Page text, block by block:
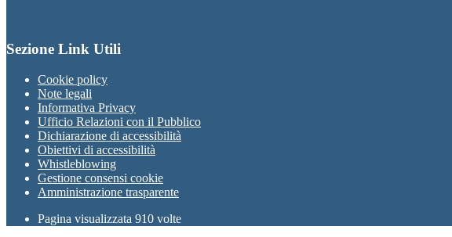
Sezione Link Utili
Cookie policy
Note legali
Informativa Privacy
Ufficio Relazioni con il Pubblico
Dichiarazione di accessibilità
Obiettivi di accessibilità
Whistleblowing
Gestione consensi cookie
Amministrazione trasparente
Pagina visualizzata 910 volte